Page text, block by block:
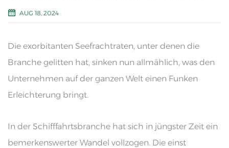
AUG 18, 2024
Die exorbitanten Seefrachtraten, unter denen die
Branche gelitten hat, sinken nun allmählich, was den
Unternehmen auf der ganzen Welt einen Funken
Erleichterung bringt.
In der Schifffahrtsbranche hat sich in jüngster Zeit ein
bemerkenswerter Wandel vollzogen. Die einst